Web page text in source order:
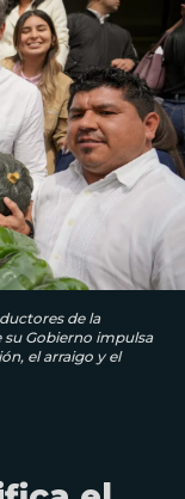
de la
Gobierno impulsa
el arraigo y el